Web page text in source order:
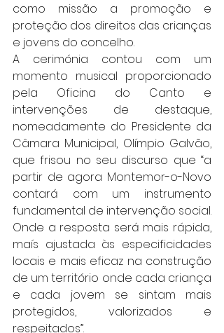
como missão a promoção e
proteção dos direitos das crianças
e jovens do concelho.
A cerimónia contou com um
momento musical proporcionado
pela Oficina do Canto e
intervenções de destaque,
nomeadamente do Presidente da
Câmara Municipal, Olímpio Galvão,
que frisou no seu discurso que “a
partir de agora Montemor-o-Novo
contará com um instrumento
fundamental de intervenção social.
Onde a resposta será mais rápida,
maís ajustada às especificidades
locais e mais eficaz na construção
de um território onde cada criança
e cada jovem se sintam mais
protegidos, valorizados e
respeitados”.